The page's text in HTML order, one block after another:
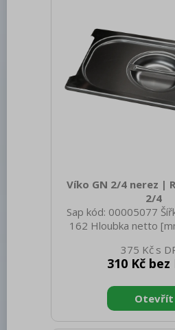
Víko GN 2/4 nerez |
2/4
Sap kód: 00005077
162 Hloubka netto
0.50 Šířka brutto
brutto [mm]: 540
Materiál: Nerez
Vnější barva zařízení:
GN / EN zařízení
375 Kč
310 Kč bez